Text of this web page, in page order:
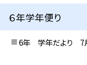
６年学年便り
6年 学年だより 7